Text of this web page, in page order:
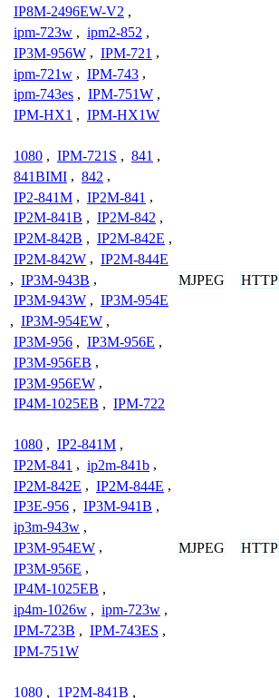
IP8M-2496EW-V2 ,
ipm-723w , ipm2-852 ,
IP3M-956W , IPM-721 ,
ipm-721w , IPM-743 ,
ipm-743es , IPM-751W ,
IPM-HX1 , IPM-HX1W
1080 , IPM-721S , 841 ,
841BIMI , 842 ,
IP2-841M , IP2M-841 ,
IP2M-841B , IP2M-842 ,
IP2M-842B , IP2M-842E ,
IP2M-842W , IP2M-844E
, IP3M-943B ,
IP3M-943W , IP3M-954E
, IP3M-954EW ,
IP3M-956 , IP3M-956E ,
IP3M-956EB ,
IP3M-956EW ,
IP4M-1025EB , IPM-722
MJPEG HTTP
1080 , IP2-841M ,
IP2M-841 , ip2m-841b ,
IP2M-842E , IP2M-844E ,
IP3E-956 , IP3M-941B ,
ip3m-943w ,
IP3M-954EW ,
IP3M-956E ,
IP4M-1025EB ,
ip4m-1026w , ipm-723w ,
IPM-723B , IPM-743ES ,
IPM-751W
MJPEG HTTP
1080 , 1P2M-841B ,